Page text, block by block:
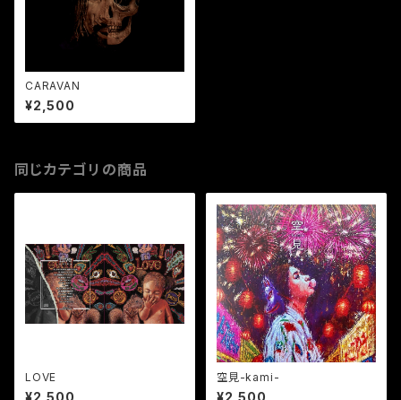
CARAVAN
¥2,500
同じカテゴリの商品
LOVE
¥2,500
空見-kami-
¥2,500